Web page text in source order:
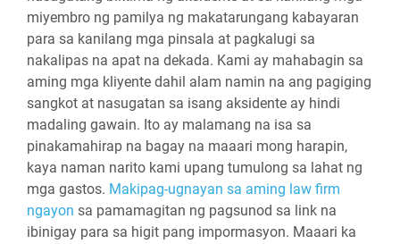
miyembro ng pamilya ng makatarungang kabayaran
para sa kanilang mga pinsala at pagkalugi sa
nakalipas na apat na dekada. Kami ay mahabagin sa
aming mga kliyente dahil alam namin na ang pagiging
sangkot at nasugatan sa isang aksidente ay hindi
madaling gawain. Ito ay malamang na isa sa
pinakamahirap na bagay na maaari mong harapin,
kaya naman narito kami upang tumulong sa lahat ng
mga gastos. Makipag-ugnayan sa aming law firm
ngayon sa pamamagitan ng pagsunod sa link na
ibinigay para sa higit pang impormasyon. Maaari ka